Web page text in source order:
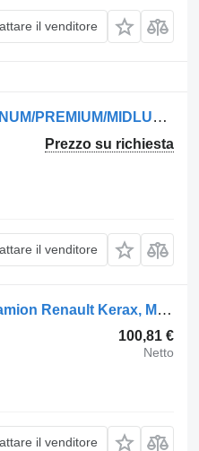
il venditore
Sospensione pneumatica 5000791272 per camion Renault AE/MAGNUM/PREMIUM/MIDLUM/MAJOR/MIDDLE/KERAX
Prezzo su richiesta
il venditore
Cremagliera sterzo Renault mezzogiorno (01.00-) 7482374693 per camion Renault Kerax, Midlum (1997-2014)
100,81 €
Netto
il venditore